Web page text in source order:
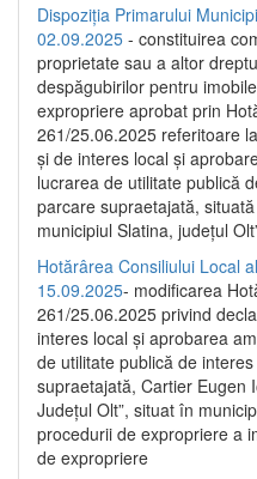
Dispoziția Primarului
02.09.2025 - constituirea
proprietate sau a altor
despăgubirilor pentru
expropriere aprobat prin
261/25.06.2025 referitoare
și de interes local și
lucrarea de utilitate publică
parcare supraetajată,
municipiul Slatina, județul
Hotărârea Consiliului Local
15.09.2025- modificarea
261/25.06.2025 privind
interes local și aprobarea
de utilitate publică de
supraetajată, Cartier Eugen
Județul Olt”, situat în
procedurii de expropriere a
de expropriere